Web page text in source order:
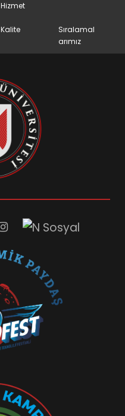
Hizmet
Kalite
Sıralamal
arımız